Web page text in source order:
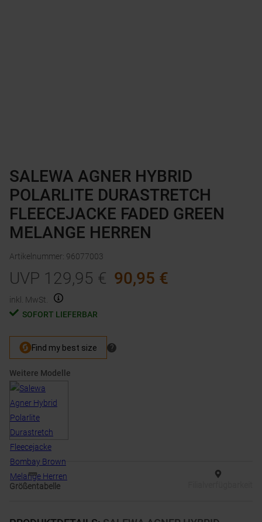
SALEWA AGNER HYBRID
POLARLITE DURASTRETCH
FLEECEJACKE FADED GREEN
MELANGE HERREN
Artikelnummer: 96077003
UVP 129,95 € 90,95 €
inkl. MwSt.
SOFORT LIEFERBAR
Weitere Modelle
Größentabelle